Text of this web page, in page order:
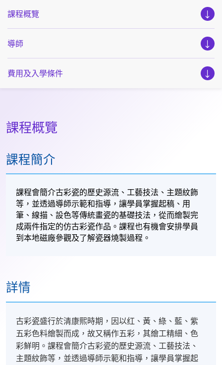
課程概覽
導師
費用及入學條件
課程概覽
課程簡介
課程會簡介古彩瓷的歷史源流、工藝技法、主題紋飾
等，並透過導師示範和指導，讓學員掌握起稿、用
筆、線描、設色等傳統畫瓷的基礎技法，從而繪製完
成兩件指定的仿古彩瓷作品。課程也有機會安排學員
到本地磁廠參觀及了解瓷器燒製過程。
詳情
古彩瓷盛行於清康熙時期，因以红、黃、綠、藍、紫
五彩色料繪製而成，故又稱作五彩，其繪工精細、色
彩鮮明。課程會簡介古彩瓷的歷史源流、工藝技法、
主題紋飾等，並透過導師示範和指導，讓學員掌握起